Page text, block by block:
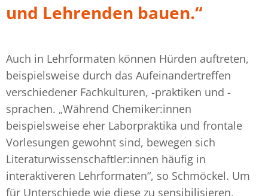
und Lehrenden bauen.“
Auch in Lehrformaten können Hürden auftreten,
beispielsweise durch das Aufeinandertreffen
verschiedener Fachkulturen, -praktiken und -
sprachen. „Während Chemiker:innen
beispielsweise eher Laborpraktika und frontale
Vorlesungen gewohnt sind, bewegen sich
Literaturwissenschaftler:innen häufig in
interaktiveren Lehrformaten“, so Schmöckel. Um
für Unterschiede wie diese zu sensibilisieren,